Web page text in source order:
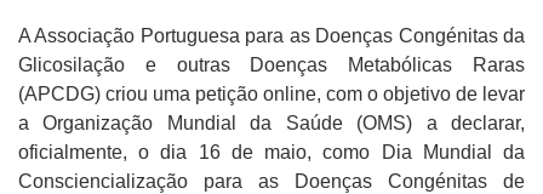
A Associação Portuguesa para as Doenças Congénitas da
Glicosilação e outras Doenças Metabólicas Raras
(APCDG) criou uma petição online, com o objetivo de levar
a Organização Mundial da Saúde (OMS) a declarar,
oficialmente, o dia 16 de maio, como Dia Mundial da
Consciencialização para as Doenças Congénitas de